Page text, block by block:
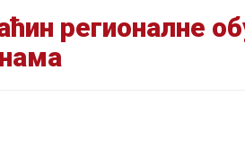
регионалне